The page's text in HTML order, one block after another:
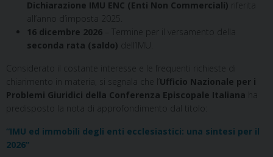
Dichiarazione IMU ENC (Enti Non Commerciali) riferita
all’anno d’imposta 2025.
16 dicembre 2026 – Termine per il versamento della
seconda rata (saldo) dell’IMU.
Considerato il costante interesse e le frequenti richieste di
chiarimento in materia, si segnala che l’ Ufficio Nazionale per i
Problemi Giuridici della Conferenza Episcopale Italiana ha
predisposto la nota di approfondimento dal titolo:
“IMU ed immobili degli enti ecclesiastici: una sintesi per il
2026”